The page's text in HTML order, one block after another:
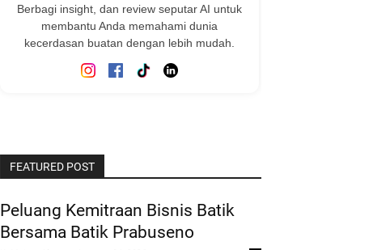
Berbagi insight, dan review seputar AI untuk
membantu Anda memahami dunia
kecerdasan buatan dengan lebih mudah.
FEATURED POST
Peluang Kemitraan Bisnis Batik
Bersama Batik Prabuseno